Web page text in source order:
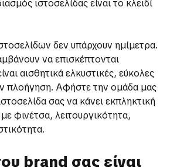
ιστοσελίδας είναι το κλειδί
δεν υπάρχουν ημίμετρα.
να επισκέπτονται
αισθητικά ελκυστικές, εύκολες
πλοήγηση. Αφήστε την ομάδα μας
σας να κάνει εκπληκτική
φινέτσα, λειτουργικότητα,
brand σας είναι